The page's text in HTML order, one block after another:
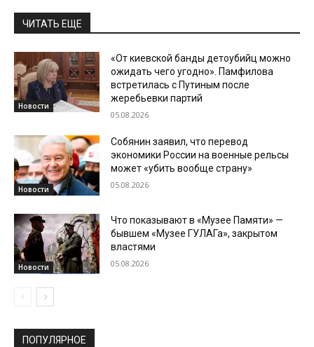
ЧИТАТЬ ЕЩЕ
Новости
«От киевской банды детоубийц можно
ожидать чего угодно». Памфилова
встретилась с Путиным после
жеребьевки партий
05.08.2026
Новости
Собянин заявил, что перевод
экономики России на военные рельсы
может «убить вообще страну»
05.08.2026
Новости
Что показывают в «Музее Памяти» —
бывшем «Музее ГУЛАГа», закрытом
властями
05.08.2026
ПОПУЛЯРНОЕ